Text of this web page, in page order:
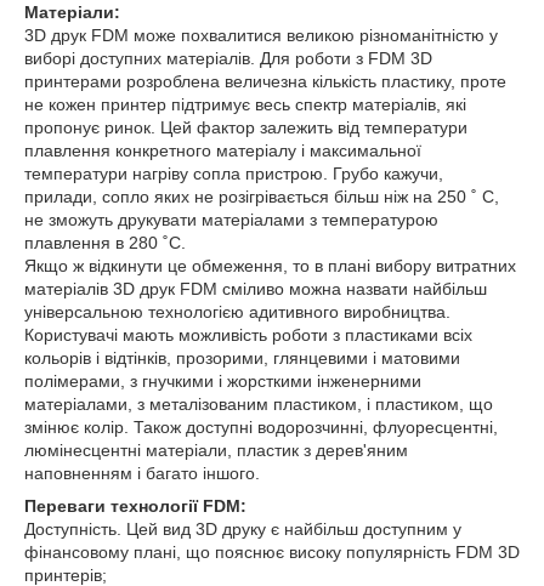
Матеріали:
3D друк FDM може похвалитися великою різноманітністю у
виборі доступних матеріалів. Для роботи з FDM 3D
принтерами розроблена величезна кількість пластику, проте
не кожен принтер підтримує весь спектр матеріалів, які
пропонує ринок. Цей фактор залежить від температури
плавлення конкретного матеріалу і максимальної
температури нагріву сопла пристрою. Грубо кажучи,
прилади, сопло яких не розігрівається більш ніж на 250 ˚ С,
не зможуть друкувати матеріалами з температурою
плавлення в 280 ˚С.
Якщо ж відкинути це обмеження, то в плані вибору витратних
матеріалів 3D друк FDM сміливо можна назвати найбільш
універсальною технологією адитивного виробництва.
Користувачі мають можливість роботи з пластиками всіх
кольорів і відтінків, прозорими, глянцевими і матовими
полімерами, з гнучкими і жорсткими інженерними
матеріалами, з металізованим пластиком, і пластиком, що
змінює колір. Також доступні водорозчинні, флуоресцентні,
люмінесцентні матеріали, пластик з дерев'яним
наповненням і багато іншого.
Переваги технології FDM:
Доступність. Цей вид 3D друку є найбільш доступним у
фінансовому плані, що пояснює високу популярність FDM 3D
принтерів;